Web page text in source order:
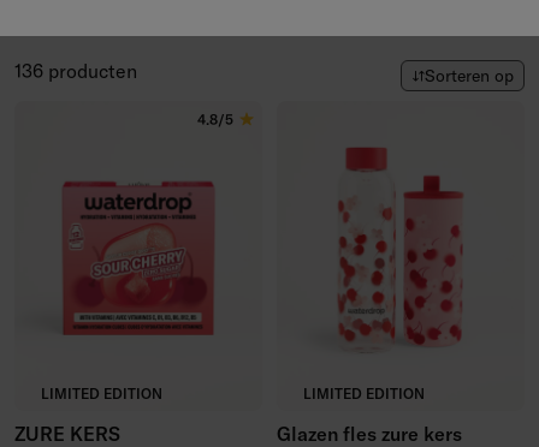
136 producten Sorteren op
Sorteren op
LIMITED EDITION
4.8/5
ZURE KERS
LIMITED EDITION
Glazen fles zure kers